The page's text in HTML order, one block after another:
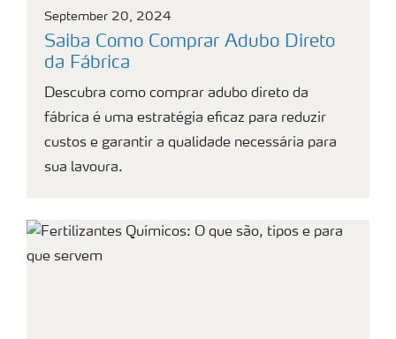
September 20, 2024
Saiba Como Comprar Adubo Direto
da Fábrica
Descubra como comprar adubo direto da
fábrica é uma estratégia eficaz para reduzir
custos e garantir a qualidade necessária para
sua lavoura.